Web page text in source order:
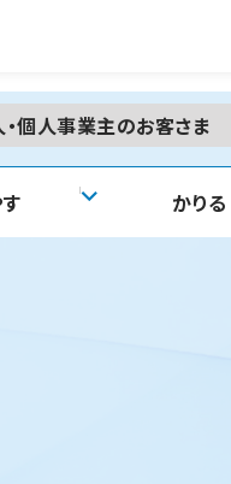
個人事業主のお客さま
かりる